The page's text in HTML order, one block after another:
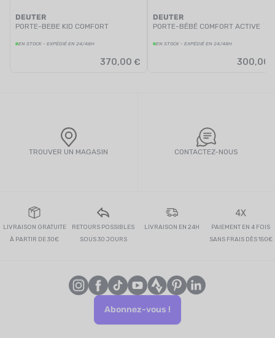
DEUTER
PORTE-BEBE KID COMFORT
EN STOCK - EXPÉDIÉ EN 24/48H
370,00 €
DEUTER
PORTE-BÉBÉ COMFORT ACTIVE
EN STOCK - EXPÉDIÉ EN 24/48H
300,00
TROUVER UN MAGASIN CONTACTEZ-NOUS
LIVRAISON GRATUITE
À PARTIR DE 30€
RETOURS POSSIBLES
SOUS 30 JOURS
LIVRAISON EN 24H
4X
PAIEMENT EN 4 FOIS
SANS FRAIS DÈS 150€
Abonnez-vous !